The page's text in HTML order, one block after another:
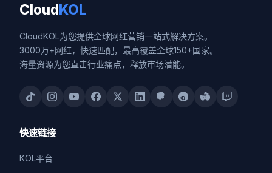
CloudKOL
CloudKOL为您提供全球网红营销一站式解决方案。
3000万+网红，快速匹配，最高覆盖全球150+国家。
海量资源为您直击行业痛点，释放市场潜能。
快速链接
KOL平台